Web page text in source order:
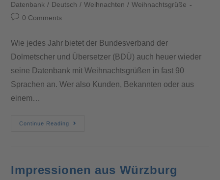
Datenbank / Deutsch / Weihnachten / Weihnachtsgrüße
0 Comments
Wie jedes Jahr bietet der Bundesverband der
Dolmetscher und Übersetzer (BDÜ) auch heuer wieder
seine Datenbank mit Weihnachtsgrüßen in fast 90
Sprachen an. Wer also Kunden, Bekannten oder aus
einem…
Continue Reading
Impressionen aus Würzburg